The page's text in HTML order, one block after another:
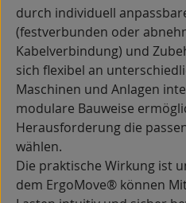
durch individuell
(festverbunden oder
Kabelverbindung) und
sich flexibel an
Maschinen und Anlagen
modulare Bauweise
Herausforderung die
wählen.
Die praktische Wirkung ist
dem ErgoMove® können